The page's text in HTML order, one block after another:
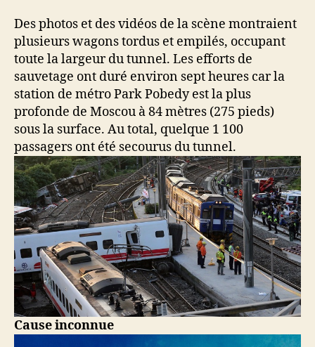
Des photos et des vidéos de la scène montraient
plusieurs wagons tordus et empilés, occupant
toute la largeur du tunnel. Les efforts de
sauvetage ont duré environ sept heures car la
station de métro Park Pobedy est la plus
profonde de Moscou à 84 mètres (275 pieds)
sous la surface. Au total, quelque 1 100
passagers ont été secourus du tunnel.
Cause inconnue